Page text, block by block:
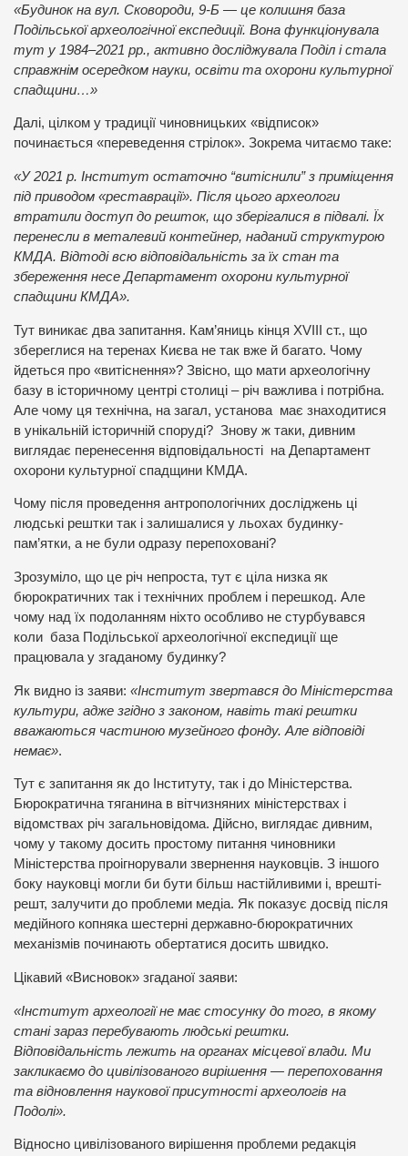
«Будинок на вул. Сковороди, 9-Б — це колишня база
Подільської археологічної експедиції. Вона функціонувала
тут у 1984–2021 рр., активно досліджувала Поділ і стала
справжнім осередком науки, освіти та охорони культурної
спадщини…»
Далі, цілком у традиції чиновницьких «відписок»
починається «переведення стрілок». Зокрема читаємо таке:
«У 2021 р. Інститут остаточно “витіснили” з приміщення
під приводом «реставрації». Після цього археологи
втратили доступ до решток, що зберігалися в підвалі. Їх
перенесли в металевий контейнер, наданий структурою
КМДА. Відтоді всю відповідальність за їх стан та
збереження несе Департамент охорони культурної
спадщини КМДА».
Тут виникає два запитання. Кам’яниць кінця XVIІI ст., що
збереглися на теренах Києва не так вже й багато. Чому
йдеться про «витіснення»? Звісно, що мати археологічну
базу в історичному центрі столиці – річ важлива і потрібна.
Але чому ця технічна, на загал, установа має знаходитися
в унікальній історичній споруді? Знову ж таки, дивним
виглядає перенесення відповідальності на Департамент
охорони культурної спадщини КМДА.
Чому після проведення антропологічних досліджень ці
людські рештки так і залишалися у льохах будинку-
пам’ятки, а не були одразу перепоховані?
Зрозуміло, що це річ непроста, тут є ціла низка як
бюрократичних так і технічних проблем і перешкод. Але
чому над їх подоланням ніхто особливо не стурбувався
коли база Подільської археологічної експедиції ще
працювала у згаданому будинку?
Як видно із заяви: «Інститут звертався до Міністерства
культури, адже згідно з законом, навіть такі рештки
вважаються частиною музейного фонду. Але відповіді
немає».
Тут є запитання як до Інституту, так і до Міністерства.
Бюрократична тяганина в вітчизняних міністерствах і
відомствах річ загальновідома. Дійсно, виглядає дивним,
чому у такому досить простому питання чиновники
Міністерства проігнорували звернення науковців. З іншого
боку науковці могли би бути більш настійливими і, врешті-
решт, залучити до проблеми медіа. Як показує досвід після
медійного копняка шестерні державно-бюрократичних
механізмів починають обертатися досить швидко.
Цікавий «Висновок» згаданої заяви:
«Інститут археології не має стосунку до того, в якому
стані зараз перебувають людські рештки.
Відповідальність лежить на органах місцевої влади. Ми
закликаємо до цивілізованого вирішення — перепоховання
та відновлення наукової присутності археологів на
Подолі».
Відносно цивілізованого вирішення проблеми редакція